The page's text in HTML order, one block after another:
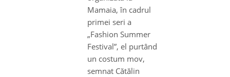
Mamaia, în cadrul
primei seri a
„Fashion Summer
Festival”, el purtând
un costum mov,
semnat Cătălin